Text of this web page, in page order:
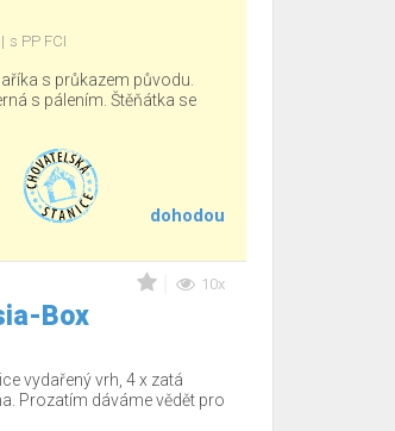
s PP FCI
s průkazem původu.
s pálením. Štěňátka se
dohodou
10x
Box
vydařený vrh, 4 x zatá
Prozatím dáváme vědět pro